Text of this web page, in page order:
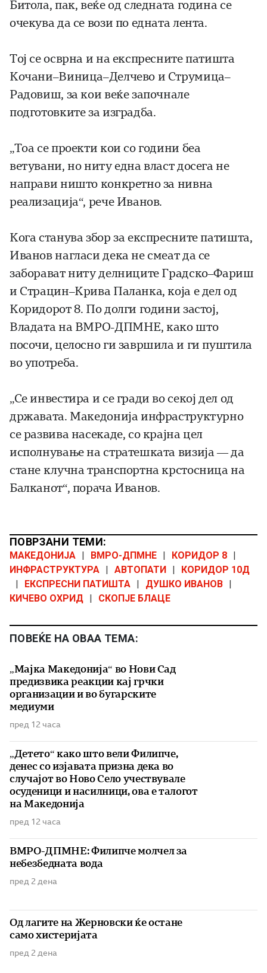
Битола, пак, веќе од следната година се
очекува да се вози по едната лента.
Тој се осврна и на експресните патишта
Кочани–Виница–Делчево и Струмица–
Радовиш, за кои веќе започнале
подготовките за изградба.
„Тоа се проекти кои со години беа
ветувани, но ниту една власт досега не
направи ништо конкретно за нивна
реализација“, рече Иванов.
Кога станува збор за експресните патишта,
Иванов нагласи дека не смеат да се
заборават ниту делниците Градско–Фариш
и Страцин–Крива Паланка, која е дел од
Коридорот 8. По долги години застој,
Владата на ВМРО-ДПМНЕ, како што
посочи, целосно ги завршила и ги пуштила
во употреба.
„Се инвестира и се гради во секој дел од
државата. Македонија инфраструктурно
се развива насекаде, со крајна цел
исполнување на стратешката визија — да
стане клучна транспортна крстосница на
Балканот“, порача Иванов.
ПОВРЗАНИ ТЕМИ:
МАКЕДОНИЈА | ВМРО-ДПМНЕ | КОРИДОР 8 |
ИНФРАСТРУКТУРА | АВТОПАТИ |
КОРИДОР 10Д
|
ЕКСПРЕСНИ ПАТИШТА | ДУШКО ИВАНОВ |
КИЧЕВО ОХРИД | СКОПЈЕ БЛАЦЕ
ПОВЕЌЕ НА ОВАА ТЕМА:
„Мајка Македонија“ во Нови Сад
предизвика реакции кај грчки
организации и во бугарските
медиуми
пред 12 часа
„Детето“ како што вели Филипче,
денес со изјавата призна дека во
случајот во Ново Село учествувале
осуденици и насилници, ова е талогот
на Македонија
пред 12 часа
ВМРО-ДПМНЕ: Филипче молчел за
небезбедната вода
пред 2 дена
Од лагите на Жерновски ќе остане
само хистеријата
пред 2 дена